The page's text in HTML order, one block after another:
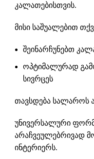
კალათებისთვის.
მისი საშუალებით
შეინარჩუნებთ
ოპტიმალურად
სივრცეს
თავსდება სალაროს
უნივერსალური
არაჩვეულებრივად
ინტერიერს.